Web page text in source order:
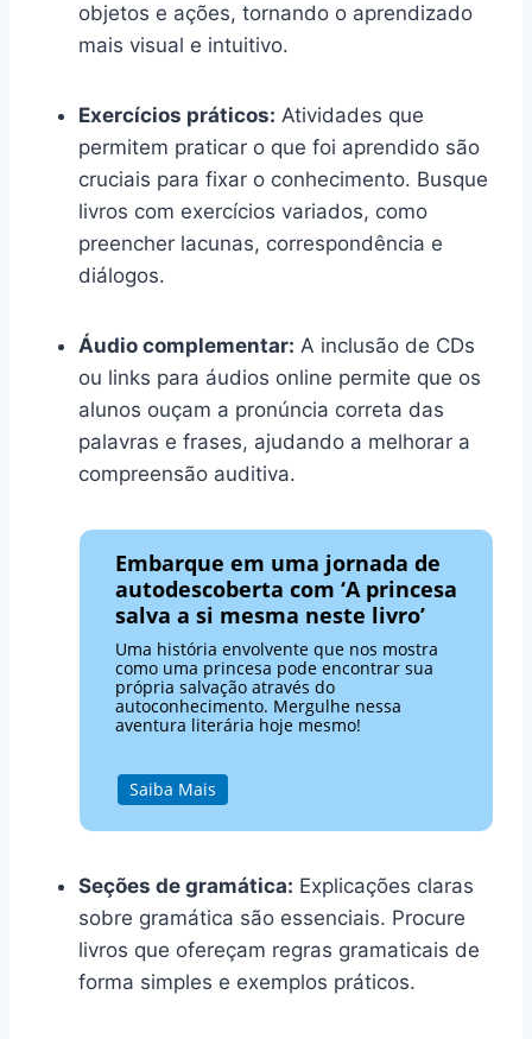
objetos e ações, tornando o aprendizado
mais visual e intuitivo.
Exercícios práticos: Atividades que
permitem praticar o que foi aprendido são
cruciais para fixar o conhecimento. Busque
livros com exercícios variados, como
preencher lacunas, correspondência e
diálogos.
Áudio complementar: A inclusão de CDs
ou links para áudios online permite que os
alunos ouçam a pronúncia correta das
palavras e frases, ajudando a melhorar a
compreensão auditiva.
Embarque em uma jornada de
autodescoberta com ‘A princesa
salva a si mesma neste livro’
Uma história envolvente que nos mostra
como uma princesa pode encontrar sua
própria salvação através do
autoconhecimento. Mergulhe nessa
aventura literária hoje mesmo!
Saiba Mais
Seções de gramática: Explicações claras
sobre gramática são essenciais. Procure
livros que ofereçam regras gramaticais de
forma simples e exemplos práticos.